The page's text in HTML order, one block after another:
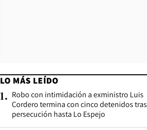
LO MÁS LEÍDO
1. Robo con intimidación a exministro Luis
Cordero termina con cinco detenidos tras
persecución hasta Lo Espejo